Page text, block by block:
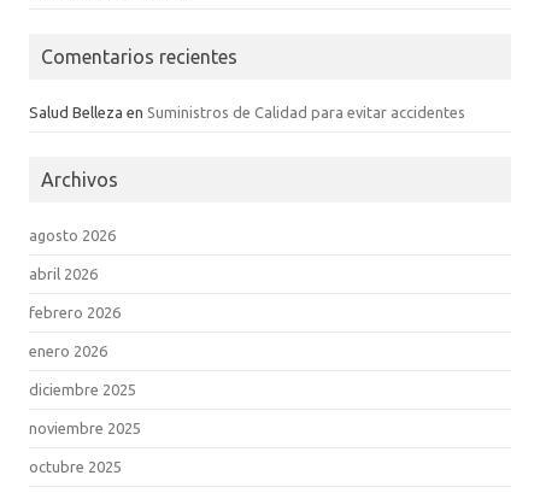
Comentarios recientes
Salud Belleza en Suministros de Calidad para evitar accidentes
Archivos
agosto 2026
abril 2026
febrero 2026
enero 2026
diciembre 2025
noviembre 2025
octubre 2025